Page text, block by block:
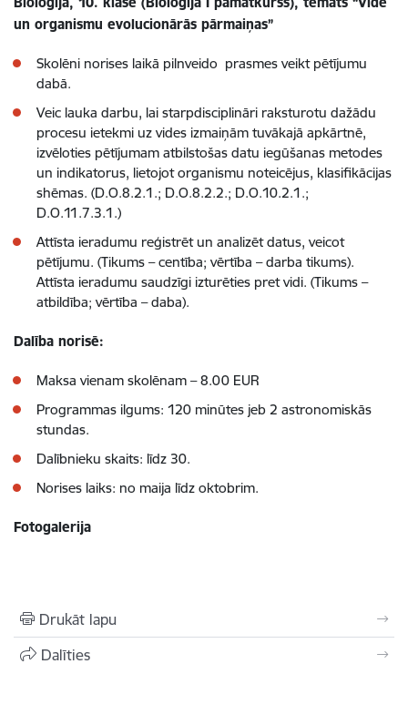
un organismu evolucionārās pārmaiņas”
Skolēni norises laikā pilnveido prasmes veikt pētījumu
dabā.
Veic lauka darbu, lai starpdisciplināri raksturotu dažādu
procesu ietekmi uz vides izmaiņām tuvākajā apkārtnē,
izvēloties pētījumam atbilstošas datu iegūšanas metodes
un indikatorus, lietojot organismu noteicējus, klasifikācijas
shēmas. (D.O.8.2.1.; D.O.8.2.2.; D.O.10.2.1.;
D.O.11.7.3.1.)
Attīsta ieradumu reģistrēt un analizēt datus, veicot
pētījumu. (Tikums – centība; vērtība – darba tikums).
Attīsta ieradumu saudzīgi izturēties pret vidi. (Tikums –
atbildība; vērtība – daba).
Dalība norisē:
Maksa vienam skolēnam – 8.00 EUR
Programmas ilgums: 120 minūtes jeb 2 astronomiskās
stundas.
Dalībnieku skaits: līdz 30.
Norises laiks: no maija līdz oktobrim.
Fotogalerija
Drukāt lapu
Dalīties